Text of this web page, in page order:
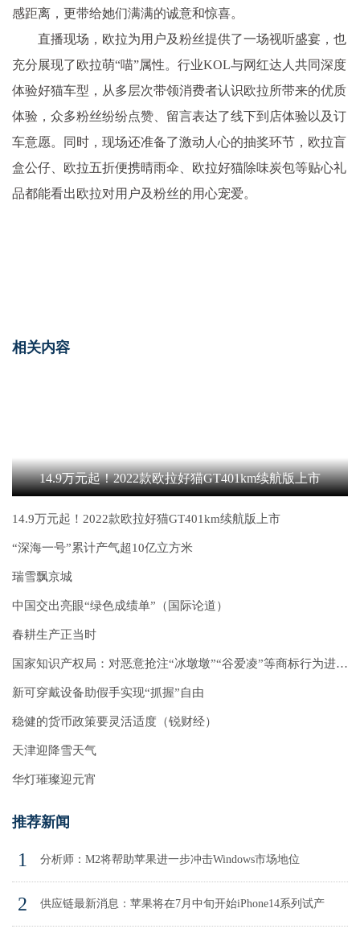
感距离，更带给她们满满的诚意和惊喜。
直播现场，欧拉为用户及粉丝提供了一场视听盛宴，也
充分展现了欧拉萌“喵”属性。行业KOL与网红达人共同深度
体验好猫车型，从多层次带领消费者认识欧拉所带来的优质
体验，众多粉丝纷纷点赞、留言表达了线下到店体验以及订
车意愿。同时，现场还准备了激动人心的抽奖环节，欧拉盲
盒公仔、欧拉五折便携晴雨伞、欧拉好猫除味炭包等贴心礼
品都能看出欧拉对用户及粉丝的用心宠爱。
相关内容
14.9万元起！2022款欧拉好猫GT401km续航版上市
14.9万元起！2022款欧拉好猫GT401km续航版上市
“深海一号”累计产气超10亿立方米
瑞雪飘京城
中国交出亮眼“绿色成绩单”（国际论道）
春耕生产正当时
国家知识产权局：对恶意抢注“冰墩墩”“谷爱凌”等商标行为进行依法打击
新可穿戴设备助假手实现“抓握”自由
稳健的货币政策要灵活适度（锐财经）
天津迎降雪天气
华灯璀璨迎元宵
推荐新闻
1 分析师：M2将帮助苹果进一步冲击Windows市场地位
2 供应链最新消息：苹果将在7月中旬开始iPhone14系列试产